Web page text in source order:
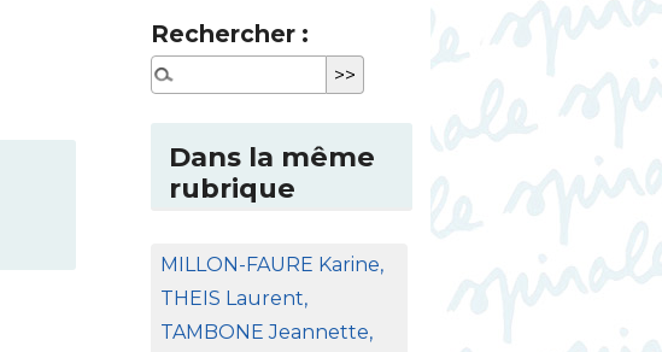
Rechercher :
Dans la même
rubrique
MILLON-FAURE Karine,
THEIS Laurent,
TAMBONE Jeannette,